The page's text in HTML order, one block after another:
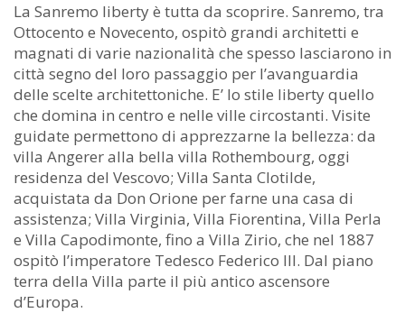
La Sanremo liberty è tutta da scoprire. Sanremo, tra
Ottocento e Novecento, ospitò grandi architetti e
magnati di varie nazionalità che spesso lasciarono in
città segno del loro passaggio per l’avanguardia
delle scelte architettoniche. E’ lo stile liberty quello
che domina in centro e nelle ville circostanti. Visite
guidate permettono di apprezzarne la bellezza: da
villa Angerer alla bella villa Rothembourg, oggi
residenza del Vescovo; Villa Santa Clotilde,
acquistata da Don Orione per farne una casa di
assistenza; Villa Virginia, Villa Fiorentina, Villa Perla
e Villa Capodimonte, fino a Villa Zirio, che nel 1887
ospitò l’imperatore Tedesco Federico III. Dal piano
terra della Villa parte il più antico ascensore
d’Europa.